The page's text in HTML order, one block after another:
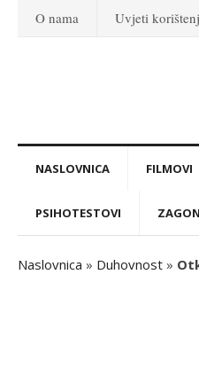
O nama Uvjeti
NASLOVNICA FILMOVI
PSIHOTESTOVI
Naslovnica » Duhovnost »